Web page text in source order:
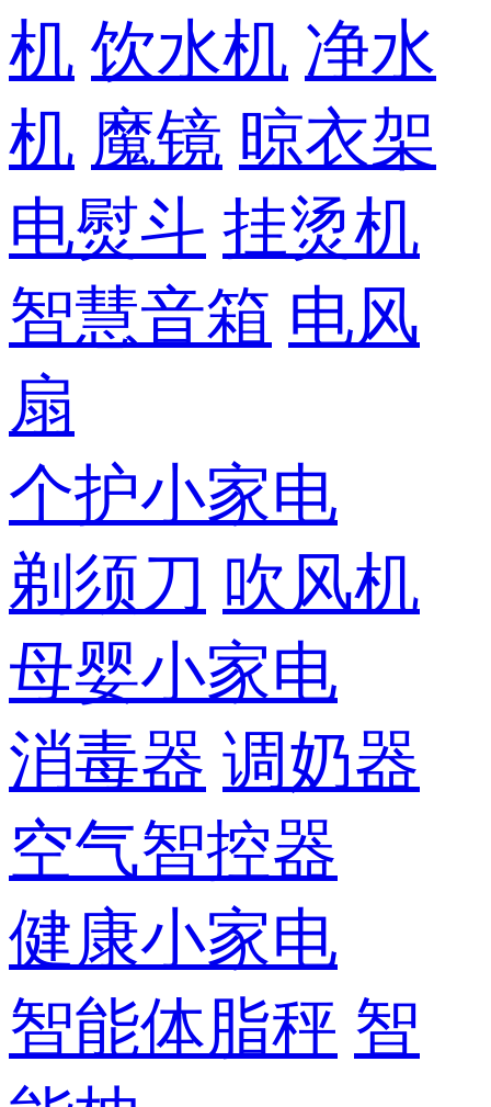
机 饮水机 净水
机 魔镜 晾衣架
电熨斗 挂烫机
智慧音箱 电风
扇
个护小家电
剃须刀 吹风机
母婴小家电
消毒器 调奶器
空气智控器
健康小家电
智能体脂秤 智